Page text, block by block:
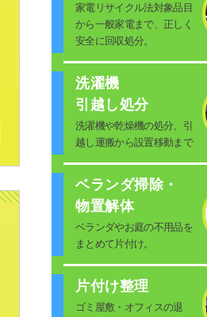
家電リサイクル法対象品目
から一般家電まで、正しく
安全に回収処分。
洗濯機
引越し処分
洗濯機や乾燥機の処分、引
越し運搬から設置移動まで
ベランダ掃除・
物置解体
ベランダやお庭の不用品を
まとめて片付け。
片付け整理
ゴミ屋敷・オフィスの退